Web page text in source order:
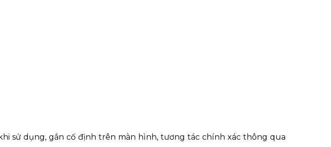
sử dụng, gắn cố định trên màn hình, tương tác chính xác thông qua